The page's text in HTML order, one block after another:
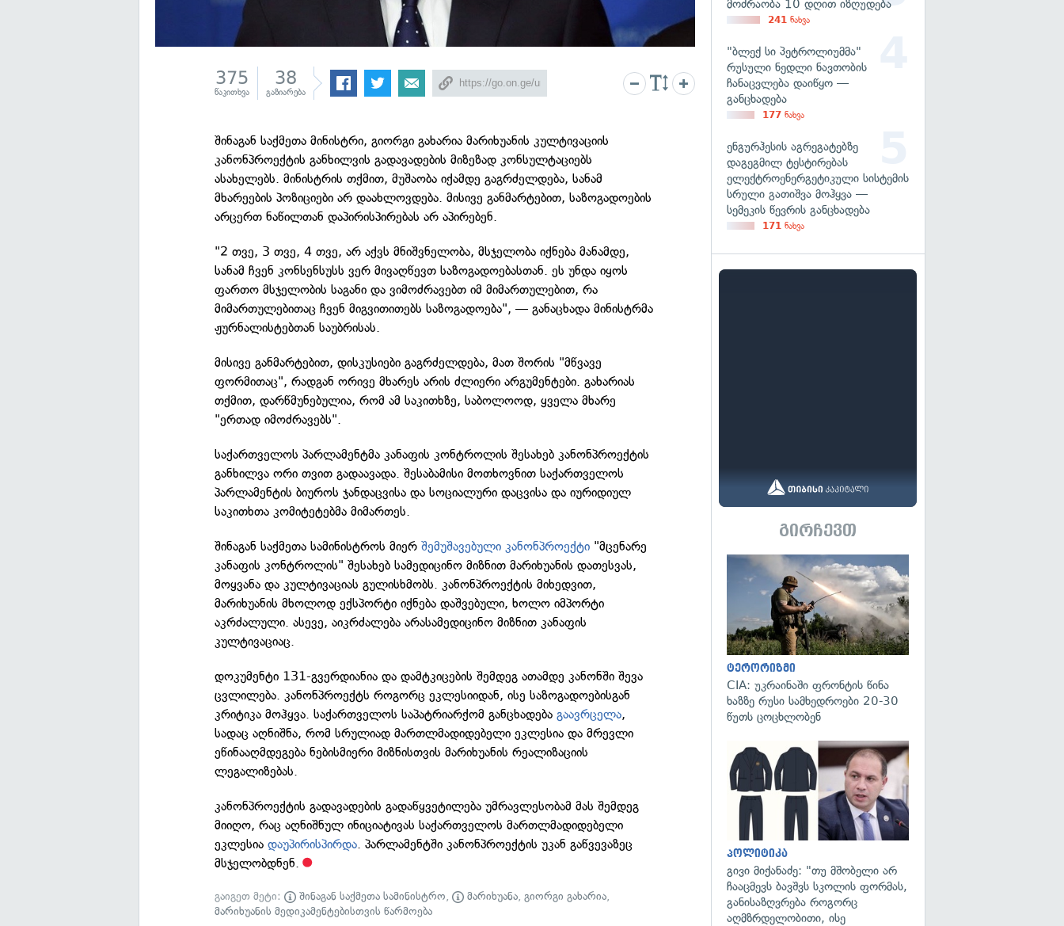
375
წაკითხვა
38
გაზიარება
შინაგან საქმეთა მინისტრი, გიორგი გახარია მარიხუანის კულტივაციის
კანონპროექტის განხილვის გადავადების მიზეზად კონსულტაციებს
ასახელებს. მინისტრის თქმით, მუშაობა იქამდე გაგრძელდება, სანამ
მხარეების პოზიციები არ დაახლოვდება. მისივე განმარტებით, საზოგადოების
არცერთ ნაწილთან დაპირისპირებას არ აპირებენ.
"2 თვე, 3 თვე, 4 თვე, არ აქვს მნიშვნელობა, მსჯელობა იქნება მანამდე,
სანამ ჩვენ კონსენსუსს ვერ მივაღწევთ საზოგადოებასთან. ეს უნდა იყოს
ფართო მსჯელობის საგანი და ვიმოძრავებთ იმ მიმართულებით, რა
მიმართულებითაც ჩვენ მიგვითითებს საზოგადოება", — განაცხადა მინისტრმა
ჟურნალისტებთან საუბრისას.
მისივე განმარტებით, დისკუსიები გაგრძელდება, მათ შორის "მწვავე
ფორმითაც", რადგან ორივე მხარეს არის ძლიერი არგუმენტები. გახარიას
თქმით, დარწმუნებულია, რომ ამ საკითხზე, საბოლოოდ, ყველა მხარე
"ერთად იმოძრავებს".
საქართველოს პარლამენტმა კანაფის კონტროლის შესახებ კანონპროექტის
განხილვა ორი თვით გადაავადა. შესაბამისი მოთხოვნით საქართველოს
პარლამენტის ბიუროს ჯანდაცვისა და სოციალური დაცვისა და იურიდიულ
საკითხთა კომიტეტებმა მიმართეს.
შინაგან საქმეთა სამინისტროს მიერშემუშავებული კანონპროექტი "მცენარე
კანაფის კონტროლის" შესახებ სამედიცინო მიზნით მარიხუანის დათესვას,
მოყვანა და კულტივაციას გულისხმობს. კანონპროექტის მიხედვით,
მარიხუანის მხოლოდ ექსპორტი იქნება დაშვებული, ხოლო იმპორტი
აკრძალული. ასევე, აიკრძალება არასამედიცინო მიზნით კანაფის
კულტივაციაც.
დოკუმენტი 131-გვერდიანია და დამტკიცების შემდეგ ათამდე კანონში შევა
ცვლილება. კანონპროექტს როგორც ეკლესიიდან, ისე საზოგადოებისგან
კრიტიკა მოჰყვა. საქართველოს საპატრიარქომ განცხადებაგაავრცელა,
სადაც აღნიშნა, რომ სრულიად მართლმადიდებელი ეკლესია და მრევლი
ეწინააღმდეგება ნებისმიერი მიზნისთვის მარიხუანის რეალიზაციის
ლეგალიზებას.
კანონპროექტის გადავადების გადაწყვეტილება უმრავლესობამ მას შემდეგ
მიიღო, რაც აღნიშნულ ინიციატივას საქართველოს მართლმადიდებელი
ეკლესიადაუპირისპირდა. პარლამენტში კანონპროექტის უკან გაწვევაზეც
მსჯელობდნენ.
გაიგეთ მეტი: შინაგან საქმეთა სამინისტრო, მარიხუანა,გიორგი გახარია,
მარიხუანის მედიკამენტებისთვის წარმოება
მოძრაობა 10 დღით იზღუდება
241 ნახვა
"ბლექ სი პეტროლიუმმა"
რუსული ნედლი ნავთობის
ჩანაცვლება დაიწყო —
განცხადება
177 ნახვა
ენგურჰესის აგრეგატებზე
დაგეგმილ ტესტირებას
ელექტროენერგეტიკული სისტემის
სრული გათიშვა მოჰყვა —
სემეკის წევრის განცხადება
171 ნახვა
გირჩევთ
ტერორიზმი
CIA: უკრაინაში ფრონტის წინა
ხაზზე რუსი სამხედროები 20-30
წუთს ცოცხლობენ
პოლიტიკა
გივი მიქანაძე: "თუ მშობელი არ
ჩააცმევს ბავშვს სკოლის ფორმას,
განისაზღვრება როგორც
აღმზრდელობითი, ისე